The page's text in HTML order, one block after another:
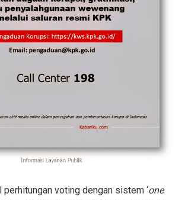
perhitungan voting dengan sistem ‘one